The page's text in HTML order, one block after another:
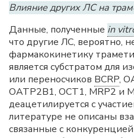
Влияние других ЛС на
Данные, полученные in
что другие ЛС, вероятно,
фармакокинетику
является субстратом для
или переносчиков BCRP,
ОАТР2В1, ОСТ1, MRP2 и
деацетилируется с
литературе не описаны
связанные с конкуренцией